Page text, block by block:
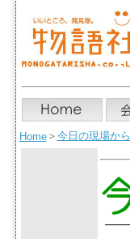
Home＞ 今日の現場から